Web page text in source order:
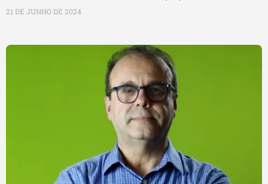
21 DE JUNHO DE 2024